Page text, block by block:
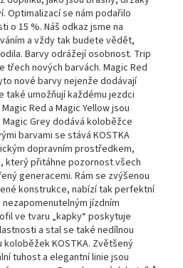
Optimalizací se nám podařilo
o 15 %. Náš odkaz jsme na
a vždy tak budete vědět,
Barvy odrážejí osobnost. Trip
třech nových barvách. Magic Red
nové barvy nejenže dodávají
umožňují každému jezdci
Red a Magic Yellow jsou
Grey dodává koloběžce
barvami se stává KOSTKA
dopravním prostředkem,
který přitáhne pozornost všech
generacemi. Rám se zvýšenou
konstrukce, nabízí tak perfektní
jízdním
ve tvaru „kapky“ poskytuje
a stal se také nedílnou
KOSTKA. Zvětšený
tuhost a elegantní linie jsou